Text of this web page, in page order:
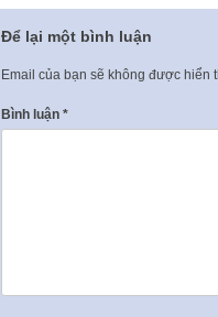
Để lại một bình luận
Email của bạn sẽ không được hiển
Bình luận *